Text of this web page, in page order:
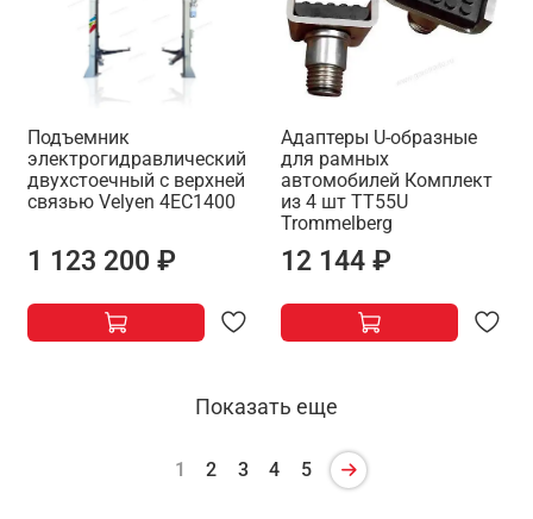
Подъемник
электрогидравлический
двухстоечный с верхней
связью Velyen 4EC1400
1 123 200 ₽
Адаптеры U-образные
для рамных
автомобилей Комплект
из 4 шт TT55U
Trommelberg
12 144 ₽
Показать еще
1 2 3 4 5